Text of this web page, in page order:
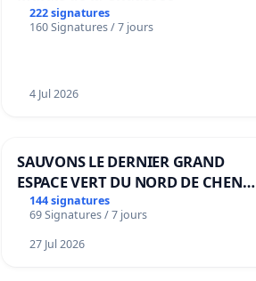
222 signatures
160 Signatures / 7 jours
4 Jul 2026
SAUVONS LE DERNIER GRAND
ESPACE VERT DU NORD DE CHENE-
BOUGERIES
144 signatures
69 Signatures / 7 jours
27 Jul 2026